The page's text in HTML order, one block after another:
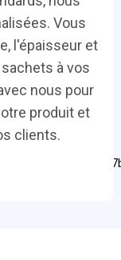
Vous
l'épaisseur et
à vos
nous pour
produit et
clients.